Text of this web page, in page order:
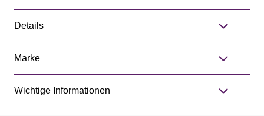
Details
Marke
Wichtige Informationen